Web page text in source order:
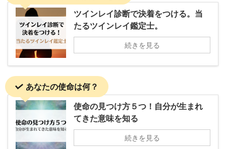
ツインレイ診断で決着をつける。当
たるツインレイ鑑定士。
続きを見る
あなたの使命は何？
使命の見つけ方５つ！自分が生まれ
てきた意味を知る
続きを見る